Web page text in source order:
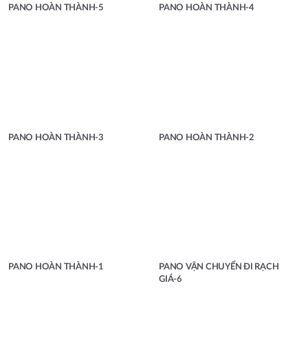
PANO HOÀN THÀNH-5 PANO HOÀN THÀNH-4
PANO HOÀN THÀNH-3 PANO HOÀN THÀNH-2
PANO HOÀN THÀNH-1
PANO VẬN CHUYỂN ĐI RẠCH
GIÁ-6